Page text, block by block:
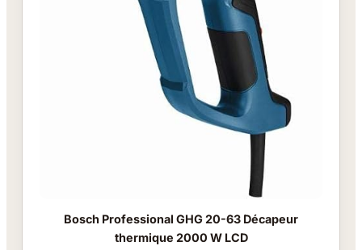
Bosch Professional GHG 20-63 Décapeur
thermique 2000 W LCD